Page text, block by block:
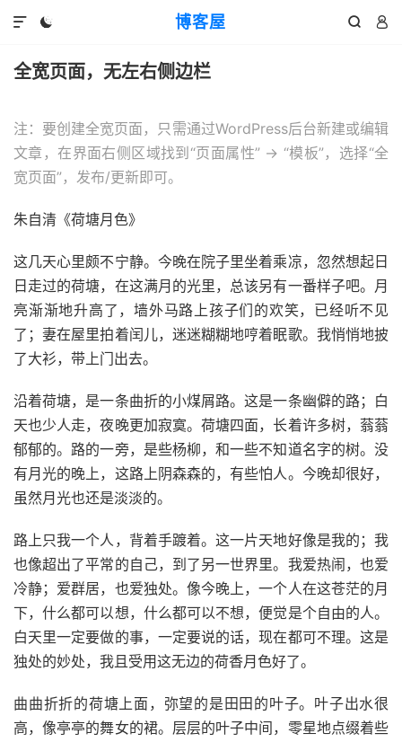
博客屋
  

全宽页面，无左右侧边栏
注：要创建全宽页面，只需通过WordPress后台新建或编辑
文章，在界面右侧区域找到“页面属性” -> “模板”，选择“全
宽页面”，发布/更新即可。
朱自清《荷塘月色》
这几天心里颇不宁静。今晚在院子里坐着乘凉，忽然想起日
日走过的荷塘，在这满月的光里，总该另有一番样子吧。月
亮渐渐地升高了，墙外马路上孩子们的欢笑，已经听不见
了；妻在屋里拍着闰儿，迷迷糊糊地哼着眠歌。我悄悄地披
了大衫，带上门出去。
沿着荷塘，是一条曲折的小煤屑路。这是一条幽僻的路；白
天也少人走，夜晚更加寂寞。荷塘四面，长着许多树，蓊蓊
郁郁的。路的一旁，是些杨柳，和一些不知道名字的树。没
有月光的晚上，这路上阴森森的，有些怕人。今晚却很好，
虽然月光也还是淡淡的。
路上只我一个人，背着手踱着。这一片天地好像是我的；我
也像超出了平常的自己，到了另一世界里。我爱热闹，也爱
冷静；爱群居，也爱独处。像今晚上，一个人在这苍茫的月
下，什么都可以想，什么都可以不想，便觉是个自由的人。
白天里一定要做的事，一定要说的话，现在都可不理。这是
独处的妙处，我且受用这无边的荷香月色好了。
曲曲折折的荷塘上面，弥望的是田田的叶子。叶子出水很
高，像亭亭的舞女的裙。层层的叶子中间，零星地点缀着些